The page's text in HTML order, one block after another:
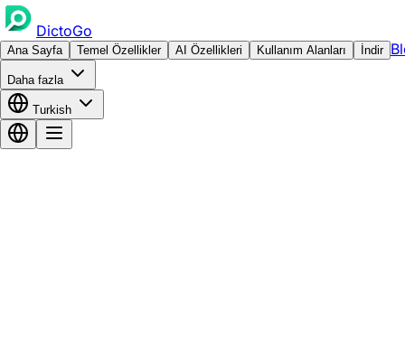
DictoGo
Ana Sayfa Temel Özellikler AI Özellikleri Kullanım Alanları İndir
Daha fazla
Turkish